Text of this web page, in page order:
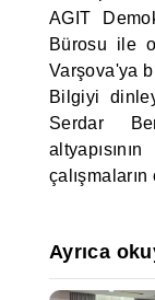
AGIT
Bürosu ile
Varşova'ya
Bilgiyi
Serdar
Ayrıca